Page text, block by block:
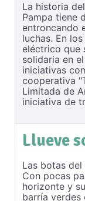
La historia
Pampa tiene
entroncando
luchas. En
eléctrico que
solidaria en
iniciativas
cooperativa
Limitada de
iniciativa de
Llueve
Las botas
Con pocas
horizonte y
barría verdes